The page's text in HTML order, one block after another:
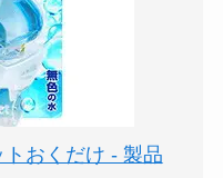
おくだけ - 製品